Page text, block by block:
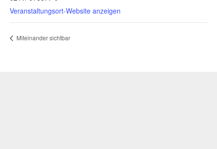
Veranstaltungsort-Website anzeigen
Miteinander sichtbar